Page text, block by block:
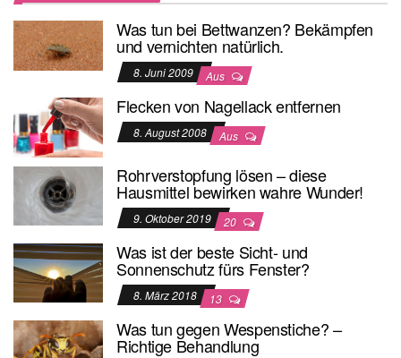
Was tun bei Bettwanzen? Bekämpfen
und vernichten natürlich.
8. Juni 2009 Aus
Flecken von Nagellack entfernen
8. August 2008 Aus
Rohrverstopfung lösen – diese
Hausmittel bewirken wahre Wunder!
9. Oktober 2019 20
Was ist der beste Sicht- und
Sonnenschutz fürs Fenster?
8. März 2018 13
Was tun gegen Wespenstiche? –
Richtige Behandlung